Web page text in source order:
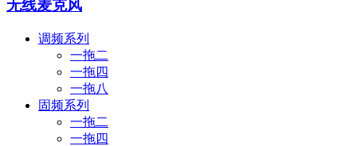
无线麦克风
调频系列
一拖二
一拖四
一拖八
固频系列
一拖二
一拖四